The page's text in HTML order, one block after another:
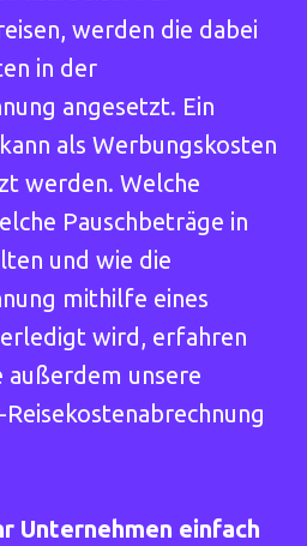
werden die dabei
in der
angesetzt. Ein
als Werbungskosten
werden. Welche
Pauschbeträge in
und wie die
mithilfe eines
wird, erfahren
außerdem unsere
Unternehmen einfach